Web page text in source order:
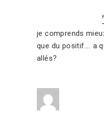
je comprends
que du positif…. a
allés?